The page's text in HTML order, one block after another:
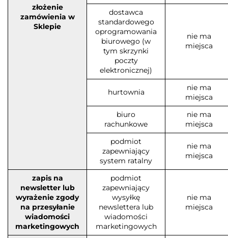
złożenie
zamówienia w
Sklepie
dostawca
standardowego
oprogramowania
biurowego (w
tym skrzynki
poczty
elektronicznej)
nie ma
miejsca
hurtownia
nie ma
miejsca
biuro
rachunkowe
nie ma
miejsca
podmiot
zapewniający
system ratalny
nie ma
miejsca
zapis na
newsletter lub
wyrażenie zgody
na przesyłanie
wiadomości
marketingowych
podmiot
zapewniający
wysyłkę
newslettera lub
wiadomości
marketingowych
nie ma
miejsca